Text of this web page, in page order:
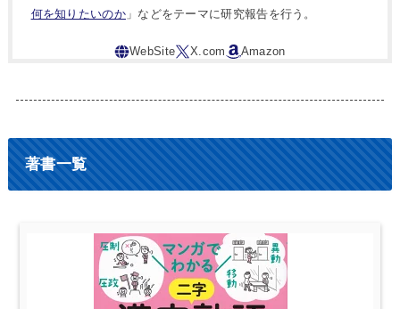
何を知りたいのか」などをテーマに研究報告を行う。
著書一覧